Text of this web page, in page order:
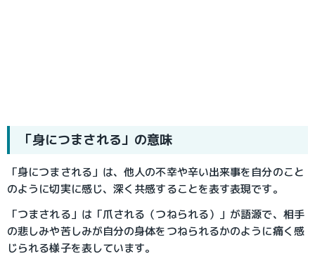
「身につまされる」の意味
「身につまされる」は、他人の不幸や辛い出来事を自分のこと
のように切実に感じ、深く共感することを表す表現です。
「つまされる」は「爪される（つねられる）」が語源で、相手
の悲しみや苦しみが自分の身体をつねられるかのように痛く感
じられる様子を表しています。